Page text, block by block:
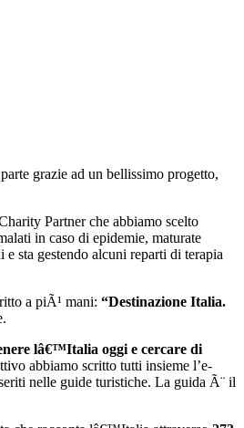
grazie ad un bellissimo progetto,
Partner che abbiamo scelto
in caso di epidemie, maturate
sta gestendo alcuni reparti di terapia
a piÃ¹ mani: “Destinazione Italia.
lâ€™Italia oggi e cercare di
abbiamo scritto tutti insieme l’e-
nelle guide turistiche. La guida Ã¨ il